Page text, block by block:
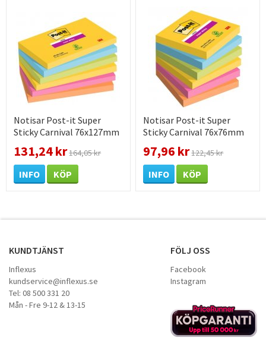
Notisar Post-it Super
Sticky Carnival 76x127mm
131,24 kr164,05 kr
INFO KÖP
Notisar Post-it Super
Sticky Carnival 76x76mm
97,96 kr122,45 kr
INFO KÖP
KUNDTJÄNST
Inflexus
kundservice@inflexus.se
Tel: 08 500 331 20
Mån - Fre 9-12 & 13-15
FÖLJ OSS
Facebook
Instagram